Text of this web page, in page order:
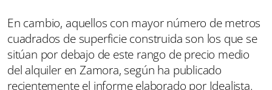
En cambio, aquellos con mayor número de metros
cuadrados de superficie construida son los que se
sitúan por debajo de este rango de precio medio
del alquiler en Zamora, según ha publicado
recientemente el informe elaborado por Idealista.